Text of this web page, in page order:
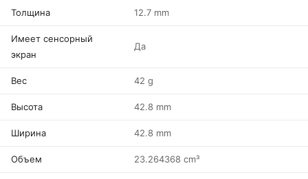
Толщина 12.7 mm
Имеет сенсорный
экран
Да
Вес 42 g
Высота 42.8 mm
Ширина 42.8 mm
Объем 23.264368 cm³